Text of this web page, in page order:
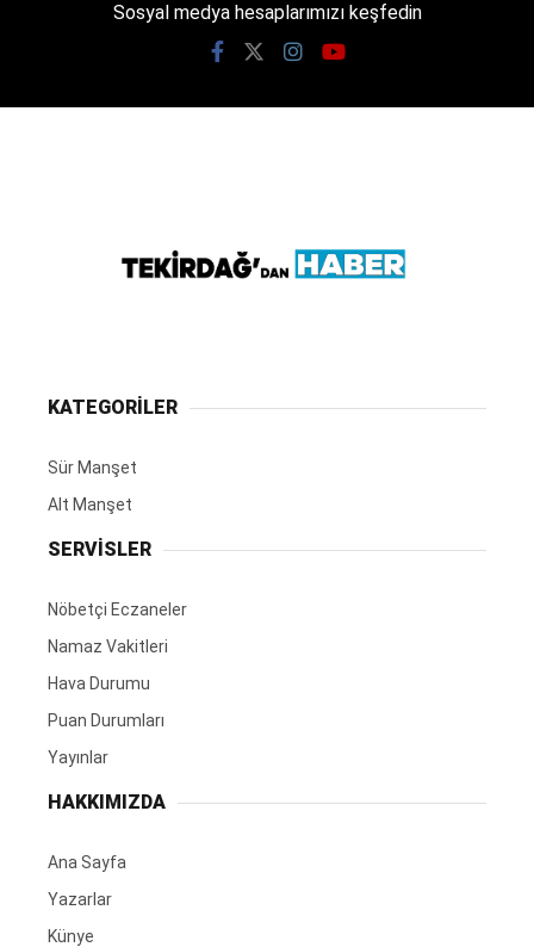
Sosyal medya hesaplarımızı keşfedin
KATEGORİLER
Sür Manşet
Alt Manşet
SERVİSLER
Nöbetçi Eczaneler
Namaz Vakitleri
Hava Durumu
Puan Durumları
Yayınlar
HAKKIMIZDA
Ana Sayfa
Yazarlar
Künye